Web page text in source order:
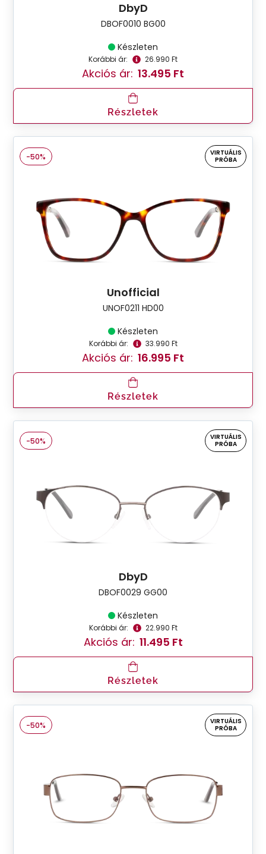
DbyD
DBOF0010 BG00
Készleten
Korábbi ár: 26.990 Ft
Akciós ár: 13.495 Ft
Részletek
-50%
VIRTUÁLIS
PRÓBA
Unofficial
UNOF0211 HD00
Készleten
Korábbi ár: 33.990 Ft
Akciós ár: 16.995 Ft
Részletek
-50%
VIRTUÁLIS
PRÓBA
DbyD
DBOF0029 GG00
Készleten
Korábbi ár: 22.990 Ft
Akciós ár: 11.495 Ft
Részletek
-50%
VIRTUÁLIS
PRÓBA